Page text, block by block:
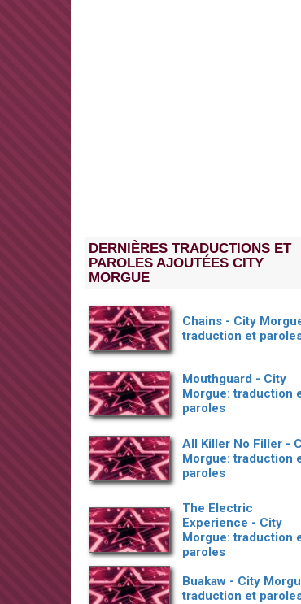
DERNIÈRES TRADUCTIONS ET
PAROLES AJOUTÉES CITY
MORGUE
Chains - City
traduction et
Mouthguard - City
Morgue: traduction
paroles
All Killer No Filler -
Morgue: traduction
paroles
The Electric
Experience - City
Morgue: traduction
paroles
Buakaw - City
traduction et